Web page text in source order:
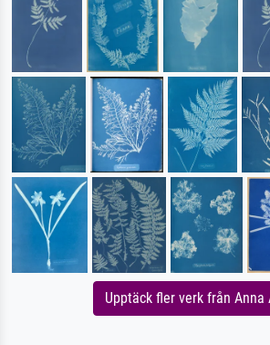
Upptäck fler verk från Anna